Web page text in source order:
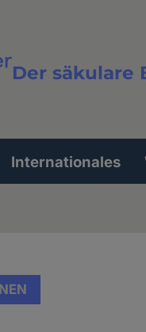
Der säkulare
Volltextsuche
Internationales